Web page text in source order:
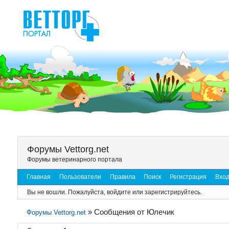
Форумы Vettorg.net
Форумы ветеринарного портала
Главная Пользователи Правила Поиск Регистрация Вход
Вы не вошли. Пожалуйста, войдите или зарегистрируйтесь.
Форумы Vettorg.net »Сообщения от Юлечик